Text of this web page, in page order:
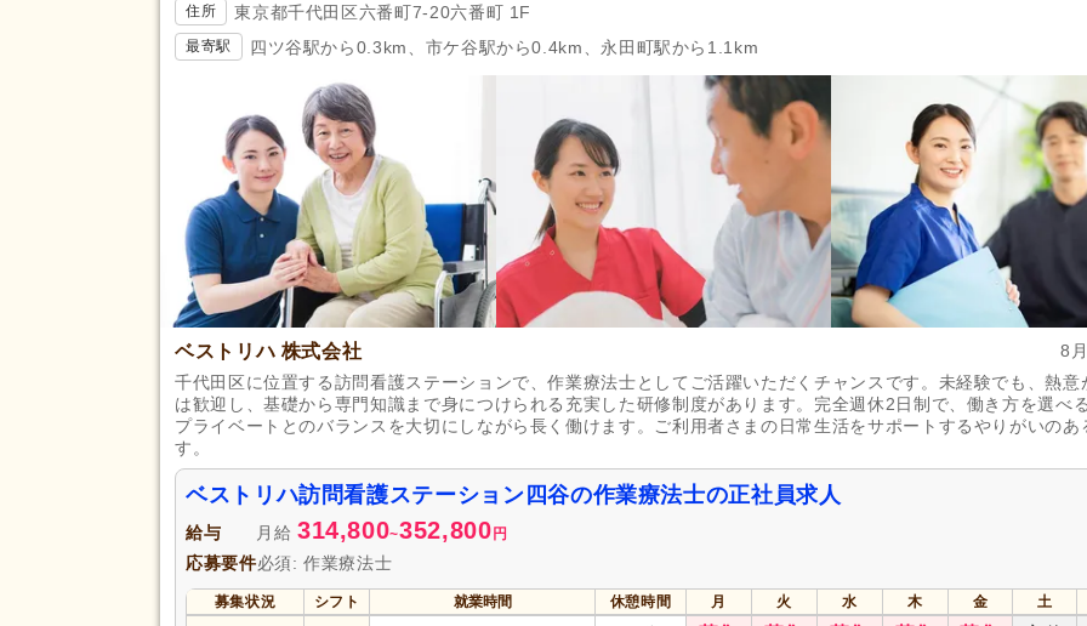
住所 東京都千代田区六番町7-20六番町 1F
最寄駅 四ツ谷駅から0.3km、市ケ谷駅から0.4km、永田町駅から1.1km
ベストリハ 株式会社
8
千代田区に位置する訪問看護ステーションで、作業療法士としてご活躍いただくチャンスです。未経験でも、熱意
は歓迎し、基礎から専門知識まで身につけられる充実した研修制度があります。完全週休2日制で、働き方を選べ
プライベートとのバランスを大切にしながら長く働けます。ご利用者さまの日常生活をサポートするやりがいのあ
す。
ベストリハ訪問看護ステーション四谷の作業療法士の正社員求人
給与 月給 314,800~352,800 円
応募要件必須: 作業療法士
募集状況 シフト 就業時間 休憩時間 月 火 水 木 金 土